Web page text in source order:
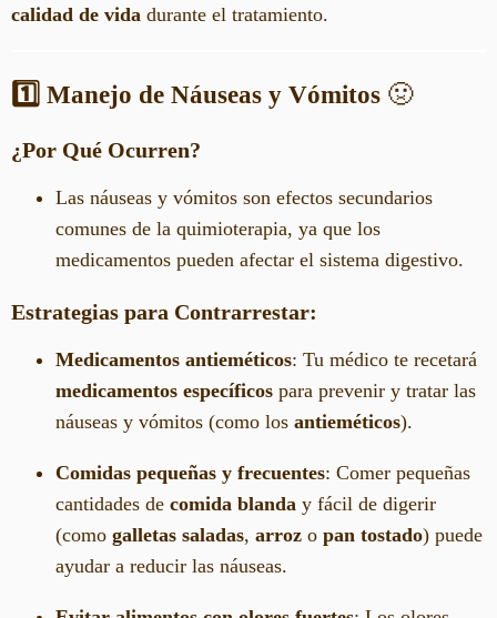
calidad de vida durante el tratamiento.
1️⃣ Manejo de Náuseas y Vómitos 🤢
¿Por Qué Ocurren?
Las náuseas y vómitos son efectos secundarios
comunes de la quimioterapia, ya que los
medicamentos pueden afectar el sistema digestivo.
Estrategias para Contrarrestar:
Medicamentos antieméticos: Tu médico te recetará
medicamentos específicos para prevenir y tratar las
náuseas y vómitos (como los antieméticos).
Comidas pequeñas y frecuentes: Comer pequeñas
cantidades de comida blanda y fácil de digerir
(como galletas saladas, arroz o pan tostado) puede
ayudar a reducir las náuseas.